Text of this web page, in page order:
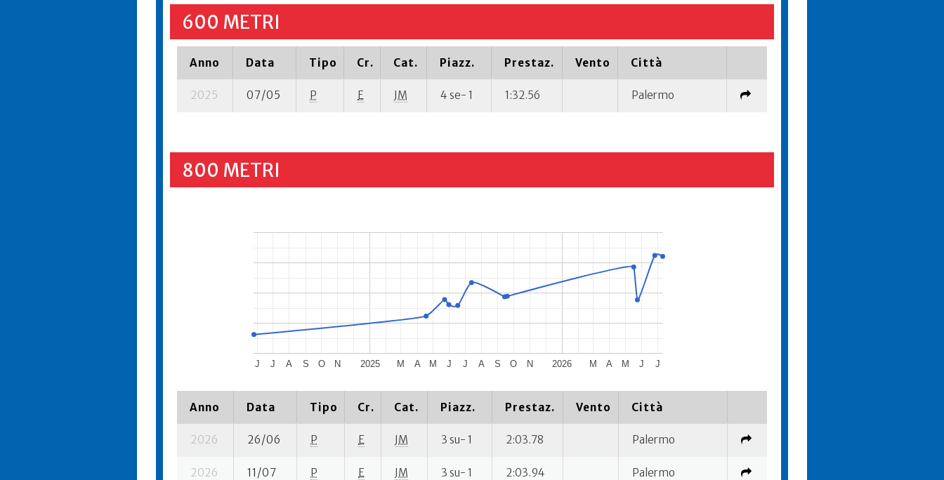
600 METRI
Anno Data Tipo Cr. Cat. Piazz. Prestaz. Vento Città
2025 07/05 P E JM 4 se- 1 1:32.56 Palermo
800 METRI
2025 2026
J J A S O N M A M J J A S O N M A M J J
Anno Data Tipo Cr. Cat. Piazz. Prestaz. Vento Città
2026 26/06 P E JM 3 su- 1 2:03.78 Palermo
2026 11/07 P E JM 3 su- 1 2:03.94 Palermo